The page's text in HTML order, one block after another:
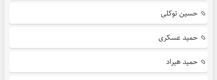
حسین توکلی
حمید عسکری
حمید هیراد